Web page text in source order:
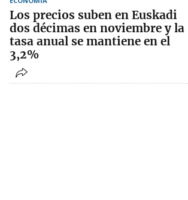
Los precios suben en Euskadi
dos décimas en noviembre y la
tasa anual se mantiene en el
3,2%